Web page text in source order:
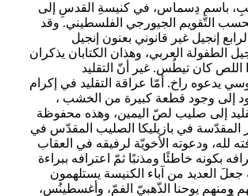
باسم دِسماس، في كنيسةِ القدسِ إلى
التَّقويم الجيورجي الفلسطيني. وقد
إنجيل غير قانوني بعنون إنجيل
الطفولة العربي، وهذان الكتابان يذكران
كان تيطُس. غير أنّ التقليد
يدعوه راخ. أمّا عراقة التقليد في إكرام
إلى وجود قطعة كبيرة من الخشب ،
إلى صليب لصّ اليمين، وهذه محفوظة
المقدّسة في بازيليكا الصليب المقدّس في
لله، ودعوته الأخويّة لرفيقه في العقاب
بكونه خاطئًا ومذنبًا ثمّ اعترافه ببراءة
جعلَ العديد من آباء الكنيسة يستلهمون
ومنهم يوحنا الذّهبيّ الفمّ، وأغسطينُس،